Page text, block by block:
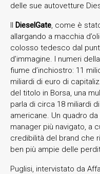
delle sue autovetture
Il DieselGate, come è
allargando a macchia
colosso tedesco dal
d’immagine. I numeri della
fiume d’inchiostro: 11
miliardi di euro di
del titolo in Borsa, una
parla di circa 18 miliardi
americane. Un quadro
manager più navigato, a
credibilità del brand che
ben più ampie delle
Puglisi, intervistato da